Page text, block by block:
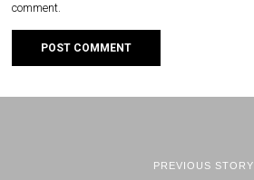
comment.
PREVIOUS STORY